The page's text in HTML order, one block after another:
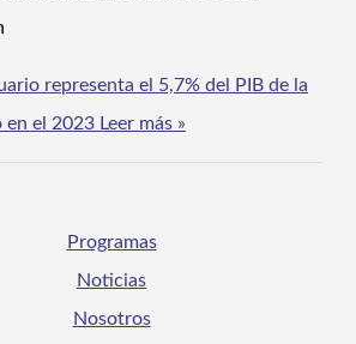
representa el 5,7% del PIB de la
en el 2023 Leer más »
Programas
Noticias
Nosotros